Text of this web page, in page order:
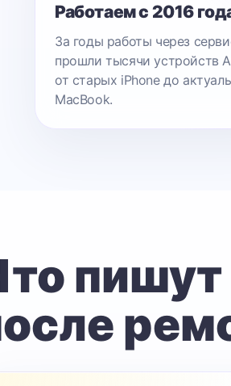
Работаем с 2016
За годы работы через
прошли тысячи устройств
от старых iPhone до
MacBook.